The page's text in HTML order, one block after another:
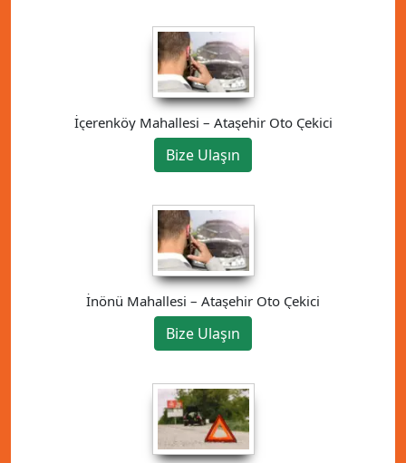
İçerenköy Mahallesi – Ataşehir Oto Çekici
Bize Ulaşın
İnönü Mahallesi – Ataşehir Oto Çekici
Bize Ulaşın